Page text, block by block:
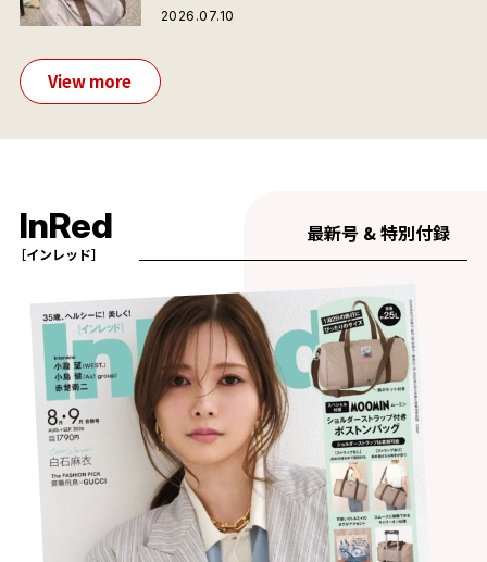
が夏旅におすすめな理由
2026.07.10
View more
InRed
［インレッド］
最新号 & 特別付録